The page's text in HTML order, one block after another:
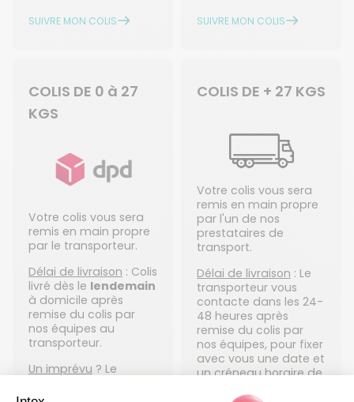
SUIVRE MON COLIS SUIVRE MON COLIS
COLIS DE 0 à 27
KGS
Votre colis vous sera
remis en main propre
par le transporteur.
Délai de livraison : Colis
livré dès le lendemain
à domicile après
remise du colis par
nos équipes au
transporteur.
Un imprévu ? Le
envoie par SMS et
COLIS DE + 27 KGS
Votre colis vous sera
remis en main propre
par l'un de nos
prestataires de
transport.
Délai de livraison : Le
transporteur vous
contacte dans les 24-
48 heures après
remise du colis par
nos équipes, pour fixer
avec vous une date et
un créneau horaire de